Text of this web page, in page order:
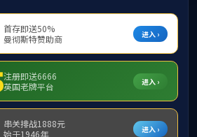
效，33/http:找不到对应的栏目！
页 关闭此页